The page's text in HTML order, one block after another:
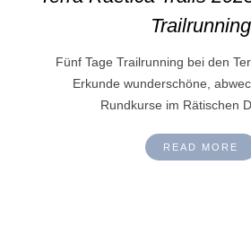
Trailrunning
Fünf Tage Trailrunning bei den
Erkunde wunderschöne,
Rundkurse im Rätischen
READ MORE